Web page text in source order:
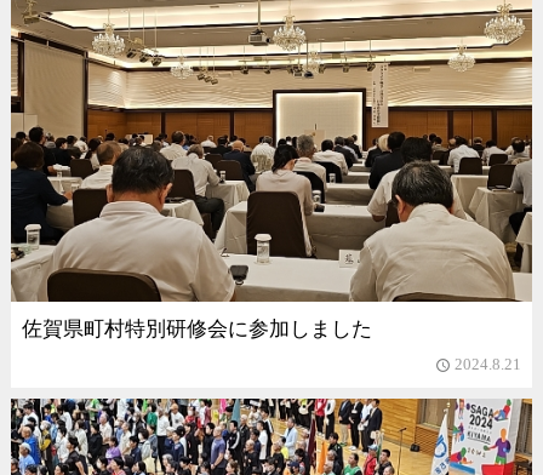
佐賀県町村特別研修会に参加しました
access_time 2024.8.21